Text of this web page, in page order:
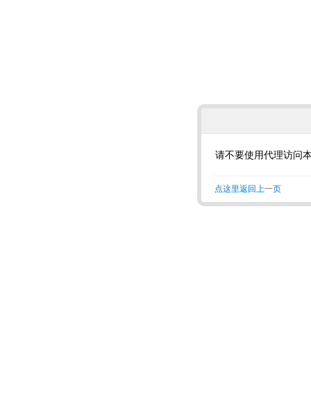
请不要使用代理访问
点这里返回上一页